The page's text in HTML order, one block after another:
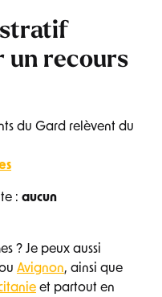
un recours
du Gard relèvent du
: aucun
? Je peux aussi
Avignon, ainsi que
et partout en